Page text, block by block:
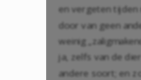
en vergeten tijden
door van geen
weinig
ja, zelfs van de
andere soort; en